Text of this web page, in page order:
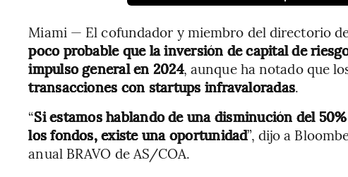
Miami — El cofundador y miembro del directorio
poco probable que la inversión de capital de
impulso general en 2024, aunque ha notado que
transacciones con startups infravaloradas.
“Si estamos hablando de una disminución del
los fondos, existe una oportunidad”, dijo a
anual BRAVO de AS/COA.